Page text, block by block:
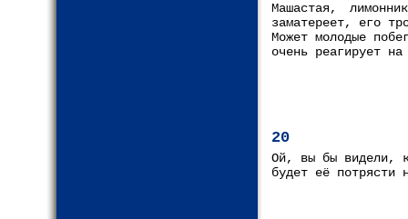
Машастая,
заматереет, его
Может молодые
очень реагирует
20
Ой, вы бы видели,
будет её